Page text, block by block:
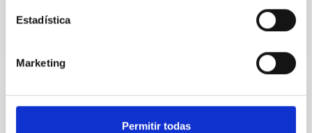
Estadística
Marketing
Permitir todas
Convenio de colaboración entre el IAC y
CALSEC para la implementación de